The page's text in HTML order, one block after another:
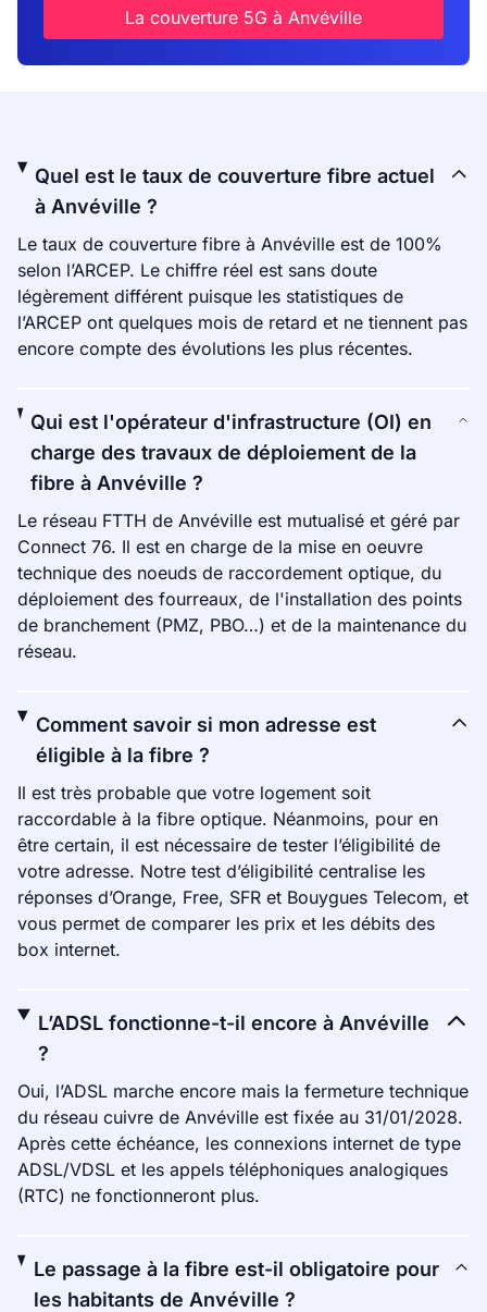
La couverture 5G à Anvéville
Quel est le taux de couverture fibre actuel
à Anvéville ?
Le taux de couverture fibre à Anvéville est de 100%
selon l’ARCEP. Le chiffre réel est sans doute
légèrement différent puisque les statistiques de
l’ARCEP ont quelques mois de retard et ne tiennent pas
encore compte des évolutions les plus récentes.
Qui est l'opérateur d'infrastructure (OI) en
charge des travaux de déploiement de la
fibre à Anvéville ?
Le réseau FTTH de Anvéville est mutualisé et géré par
Connect 76. Il est en charge de la mise en oeuvre
technique des noeuds de raccordement optique, du
déploiement des fourreaux, de l'installation des points
de branchement (PMZ, PBO…) et de la maintenance du
réseau.
Comment savoir si mon adresse est
éligible à la fibre ?
Il est très probable que votre logement soit
raccordable à la fibre optique. Néanmoins, pour en
être certain, il est nécessaire de tester l’éligibilité de
votre adresse. Notre test d’éligibilité centralise les
réponses d’Orange, Free, SFR et Bouygues Telecom, et
vous permet de comparer les prix et les débits des
box internet.
L’ADSL fonctionne-t-il encore à Anvéville
?
Oui, l’ADSL marche encore mais la fermeture technique
du réseau cuivre de Anvéville est fixée au 31/01/2028.
Après cette échéance, les connexions internet de type
ADSL/VDSL et les appels téléphoniques analogiques
(RTC) ne fonctionneront plus.
Le passage à la fibre est-il obligatoire pour
les habitants de Anvéville ?